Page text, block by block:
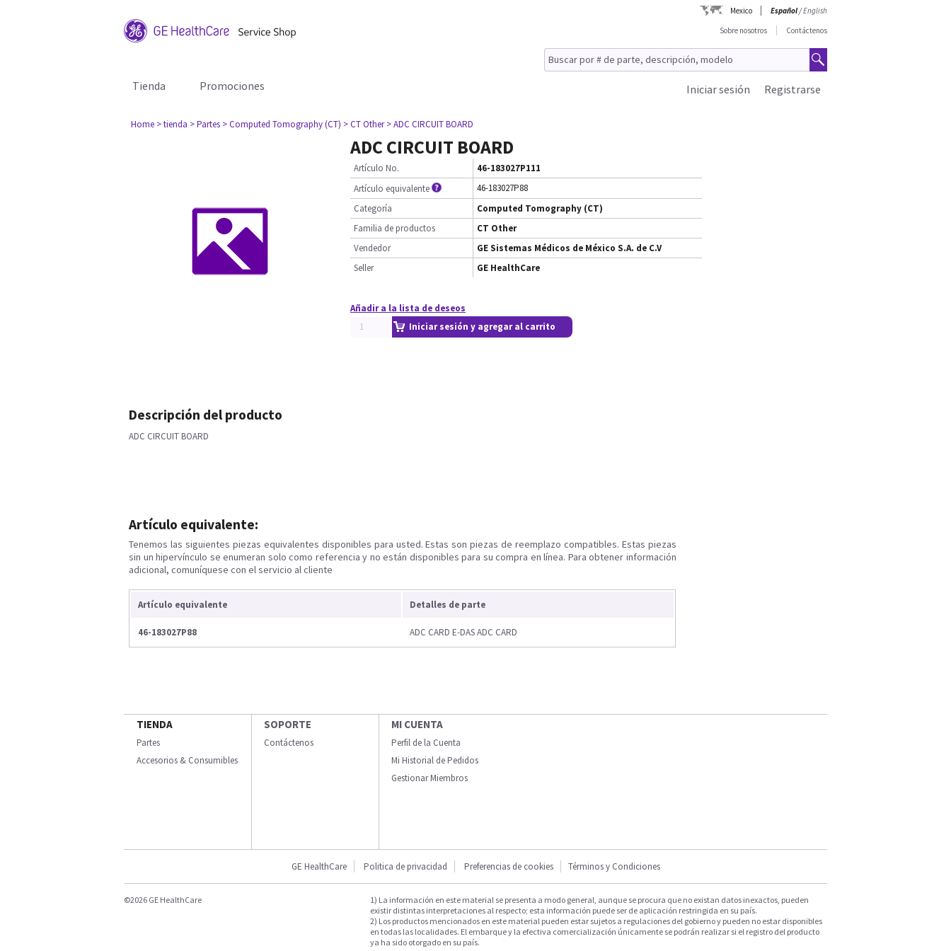
Mexico Español/English
Sobre nosotros
Contáctenos
Tienda Promociones Registrarse
Iniciar sesión
Home > tienda > Partes > Computed Tomography (CT) > CT Other > ADC CIRCUIT BOARD
ADC CIRCUIT BOARD
Artículo No.
46-183027P111
Artículo equivalente
46-183027P88
Categoría
Computed Tomography (CT)
Familia de productos
CT Other
Vendedor
GE Sistemas Médicos de México S.A. de C.V
Seller
GE HealthCare
Añadir a la lista de deseos
Iniciar sesión y agregar al carrito
Descripción del producto
ADC CIRCUIT BOARD
Artículo equivalente:
Tenemos las siguientes piezas equivalentes disponibles para usted. Estas son piezas de reemplazo compatibles. Estas piezas
sin un hipervínculo se enumeran solo como referencia y no están disponibles para su compra en línea. Para obtener información
adicional, comuníquese con el servicio al cliente
Artículo equivalente Detalles de parte
46-183027P88 ADC CARD E-DAS ADC CARD
TIENDA
Partes
Accesorios & Consumibles
SOPORTE
Contáctenos
MI CUENTA
Perfil de la Cuenta
Mi Historial de Pedidos
Gestionar Miembros
GE HealthCare Politica de privacidad Preferencias de cookies Términos y Condiciones
©2026 GE HealthCare
1) La información en este material se presenta a modo general, aunque se procura que no existan datos inexactos, pueden
existir distintas interpretaciones al respecto; esta información puede ser de aplicación restringida en su país.
2) Los productos mencionados en este material pueden estar sujetos a regulaciones del gobierno y pueden no estar disponibles
en todas las localidades. El embarque y la efectiva comercialización únicamente se podrán realizar si el registro del producto
ya ha sido otorgado en su país.